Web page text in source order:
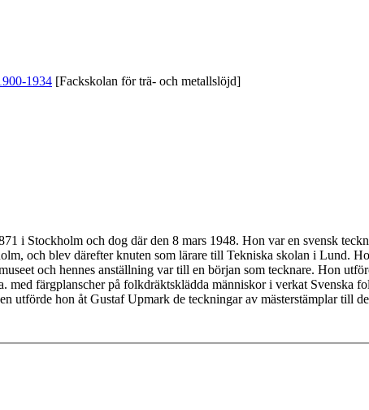
1934 [Fackskolan för trä- och metallslöjd]
i Stockholm och dog där den 8 mars 1948. Hon var en svensk
och blev därefter knuten som lärare till Tekniska skolan i Lund.
och hennes anställning var till en början som tecknare. Hon
färgplanscher på folkdräktsklädda människor i verkat Svenska
utförde hon åt Gustaf Upmark de teckningar av mästerstämplar till